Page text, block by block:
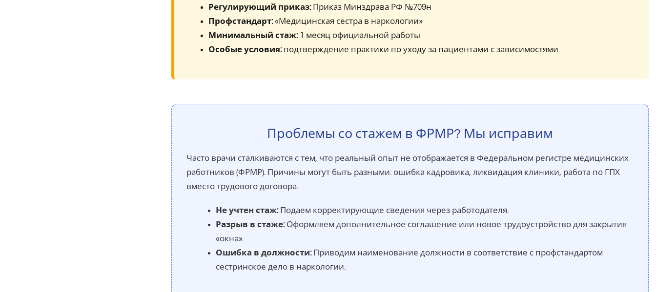
Регулирующий приказ:Приказ Минздрава РФ №709н
Профстандарт:«Медицинская сестра в наркологии»
Минимальный стаж:1 месяц официальной работы
Особые условия:подтверждение практики по уходу за пациентами с зависимостями
Проблемы со стажем в ФРМР? Мы исправим
Часто врачи сталкиваются с тем, что реальный опыт не отображается в Федеральном регистре медицинских
работников (ФРМР). Причины могут быть разными: ошибка кадровика, ликвидация клиники, работа по ГПХ
вместо трудового договора.
Не учтен стаж:Подаем корректирующие сведения через работодателя.
Разрыв в стаже:Оформляем дополнительное соглашение или новое трудоустройство для закрытия
«окна».
Ошибка в должности:Приводим наименование должности в соответствие с профстандартом
сестринское дело в наркологии.